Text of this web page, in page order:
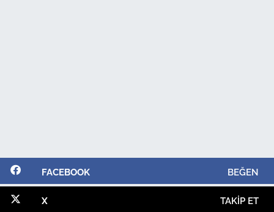
FACEBOOK BEĞEN
X TAKIP ET